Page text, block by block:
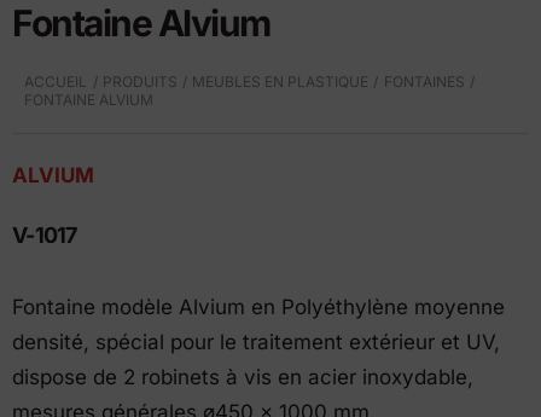
Fontaine Alvium
ACCUEIL PRODUITS MEUBLES EN PLASTIQUE
FONTAINES
FONTAINE ALVIUM
ALVIUM
V-1017
Fontaine modèle Alvium en Polyéthylène moyenne
densité, spécial pour le traitement extérieur et UV,
dispose de 2 robinets à vis en acier inoxydable,